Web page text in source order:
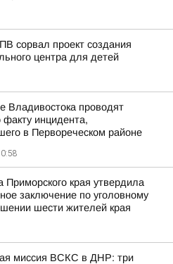
сорвал проект создания
центра для детей
Владивостока проводят
факту инцидента,
в Первореческом районе
Приморского края утвердила
заключение по уголовному
шести жителей края
миссия ВСКС в ДНР: три